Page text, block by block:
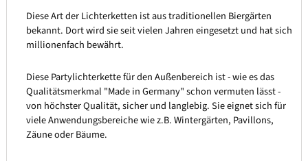
Diese Art der Lichterketten ist aus traditionellen Biergärten
bekannt. Dort wird sie seit vielen Jahren eingesetzt und hat sich
millionenfach bewährt.
Diese Partylichterkette für den Außenbereich ist - wie es das
Qualitätsmerkmal "Made in Germany" schon vermuten lässt -
von höchster Qualität, sicher und langlebig. Sie eignet sich für
viele Anwendungsbereiche wie z.B. Wintergärten, Pavillons,
Zäune oder Bäume.